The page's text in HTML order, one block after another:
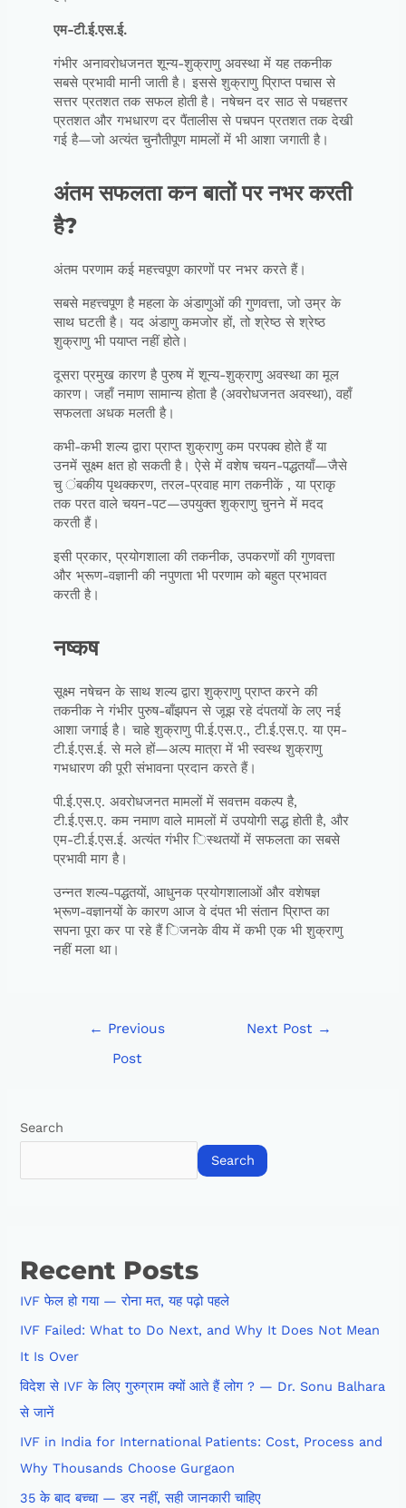
एम-टी.ई.एस.ई.
गंभीर अनावरोधजनत शून्य-शुक्राणु अवस्था में यह तकनीक
सबसे प्रभावी मानी जाती है। इससे शुक्राणु प्रािप्त पचास से
सत्तर प्रतशत तक सफल होती है। नषेचन दर साठ से पचहत्तर
प्रतशत और गभधारण दर पैंतालीस से पचपन प्रतशत तक देखी
गई है—जो अत्यंत चुनौतीपूण मामलों में भी आशा जगाती है।
अंतम सफलता कन बातों पर नभर करती
है?
अंतम परणाम कई महत्त्वपूण कारणों पर नभर करते हैं।
सबसे महत्त्वपूण है महला के अंडाणुओं की गुणवत्ता, जो उम्र के
साथ घटती है। यद अंडाणु कमजोर हों, तो श्रेष्ठ से श्रेष्ठ
शुक्राणु भी पयाप्त नहीं होते।
दूसरा प्रमुख कारण है पुरुष में शून्य-शुक्राणु अवस्था का मूल
कारण। जहाँ नमाण सामान्य होता है (अवरोधजनत अवस्था), वहाँ
सफलता अधक मलती है।
कभी-कभी शल्य द्वारा प्राप्त शुक्राणु कम परपक्व होते हैं या
उनमें सूक्ष्म क्षत हो सकती है। ऐसे में वशेष चयन-पद्धतयाँ—जैसे
चु ंबकीय पृथक्करण, तरल-प्रवाह माग तकनीकें , या प्राकृ
तक परत वाले चयन-पट—उपयुक्त शुक्राणु चुनने में मदद
करती हैं।
इसी प्रकार, प्रयोगशाला की तकनीक, उपकरणों की गुणवत्ता
और भ्रूण-वज्ञानी की नपुणता भी परणाम को बहुत प्रभावत
करती है।
नष्कष
सूक्ष्म नषेचन के साथ शल्य द्वारा शुक्राणु प्राप्त करने की
तकनीक ने गंभीर पुरुष-बाँझपन से जूझ रहे दंपतयों के लए नई
आशा जगाई है। चाहे शुक्राणु पी.ई.एस.ए., टी.ई.एस.ए. या एम-
टी.ई.एस.ई. से मले हों—अल्प मात्रा में भी स्वस्थ शुक्राणु
गभधारण की पूरी संभावना प्रदान करते हैं।
पी.ई.एस.ए. अवरोधजनत मामलों में सवत्तम वकल्प है,
टी.ई.एस.ए. कम नमाण वाले मामलों में उपयोगी सद्ध होती है, और
एम-टी.ई.एस.ई. अत्यंत गंभीर िस्थतयों में सफलता का सबसे
प्रभावी माग है।
उन्नत शल्य-पद्धतयों, आधुनक प्रयोगशालाओं और वशेषज्ञ
भ्रूण-वज्ञानयों के कारण आज वे दंपत भी संतान प्रािप्त का
सपना पूरा कर पा रहे हैं िजनके वीय में कभी एक भी शुक्राणु
नहीं मला था।
← Previous
Post
Next Post →
Search
Search
Recent Posts
IVF फेल हो गया — रोना मत, यह पढ़ो पहले
IVF Failed: What to Do Next, and Why It Does Not Mean
It Is Over
विदेश से IVF के लिए गुरुग्राम क्यों आते हैं लोग ? — Dr. Sonu Balhara
से जानें
IVF in India for International Patients: Cost, Process and
Why Thousands Choose Gurgaon
35 के बाद बच्चा — डर नहीं, सही जानकारी चाहिए